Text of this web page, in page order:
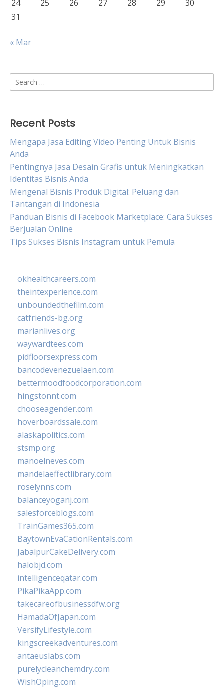
24 25 26 27 28 29
30
31
« Mar
Search
for:
Recent Posts
Mengapa Jasa Editing Video Penting Untuk Bisnis
Anda
Pentingnya Jasa Desain Grafis untuk Meningkatkan
Identitas Bisnis Anda
Mengenal Bisnis Produk Digital: Peluang dan
Tantangan di Indonesia
Panduan Bisnis di Facebook Marketplace: Cara Sukses
Berjualan Online
Tips Sukses Bisnis Instagram untuk Pemula
okhealthcareers.com
theintexperience.com
unboundedthefilm.com
catfriends-bg.org
marianlives.org
waywardtees.com
pidfloorsexpress.com
bancodevenezuelaen.com
bettermoodfoodcorporation.com
hingstonnt.com
chooseagender.com
hoverboardssale.com
alaskapolitics.com
stsmp.org
manoelneves.com
mandelaeffectlibrary.com
roselynns.com
balanceyoganj.com
salesforceblogs.com
TrainGames365.com
BaytownEvaCationRentals.com
JabalpurCakeDelivery.com
halobjd.com
intelligenceqatar.com
PikaPikaApp.com
takecareofbusinessdfw.org
HamadaOfJapan.com
VersifyLifestyle.com
kingscreekadventures.com
antaeuslabs.com
purelycleanchemdry.com
WishOping.com